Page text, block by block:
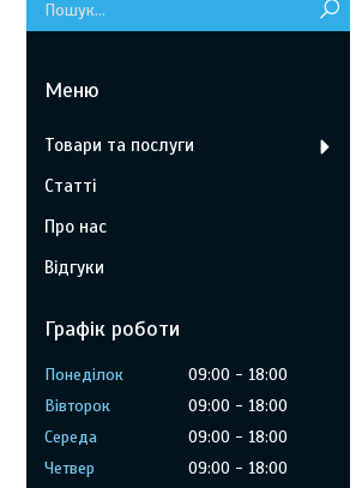
Товари та послуги
Статті
Про нас
Відгуки
Графік роботи
Понеділок 09:00
18:00
Вівторок
09:00
18:00
Середа
09:00
18:00
Четвер
09:00
18:00